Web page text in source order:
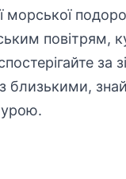
морської
повітрям,
за
з близькими,